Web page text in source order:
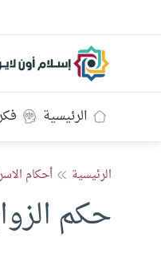
إسلام أون
الرئيسية
الرئيسية أحكام
حكم